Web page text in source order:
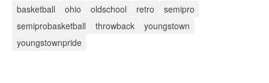
basketball ohio oldschool retro
semipro
semiprobasketball
throwback
youngstown
youngstownpride